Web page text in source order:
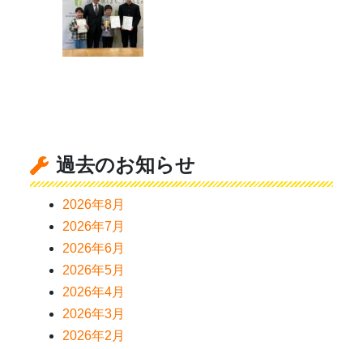
過去のお知らせ
2026年8月
2026年7月
2026年6月
2026年5月
2026年4月
2026年3月
2026年2月